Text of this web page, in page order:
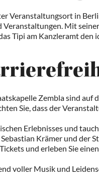
Veranstaltungsort in
Mit
Tipi am Kanzleramt den
Zembla sind auf
Sie, dass der
Erlebnisses und
Krämer und der
und erleben Sie
voller Musik und